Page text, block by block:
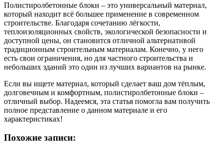
Полистиролбетонные блоки – это универсальный материал,
который находит всё большее применение в современном
строительстве. Благодаря сочетанию лёгкости,
теплоизоляционных свойств, экологической безопасности и
доступной цены, он становится отличной альтернативой
традиционным строительным материалам. Конечно, у него
есть свои ограничения, но для частного строительства и
небольших зданий это один из лучших вариантов на рынке.
Если вы ищете материал, который сделает ваш дом тёплым,
долговечным и комфортным, полистиролбетонные блоки –
отличный выбор. Надеемся, эта статья помогла вам получить
полное представление о данном материале и его
характеристиках!
Похожие записи: